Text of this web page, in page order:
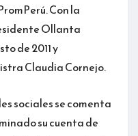
Con la
Ollanta
de 2011 y
Claudia Cornejo.
sociales se comenta
su cuenta de